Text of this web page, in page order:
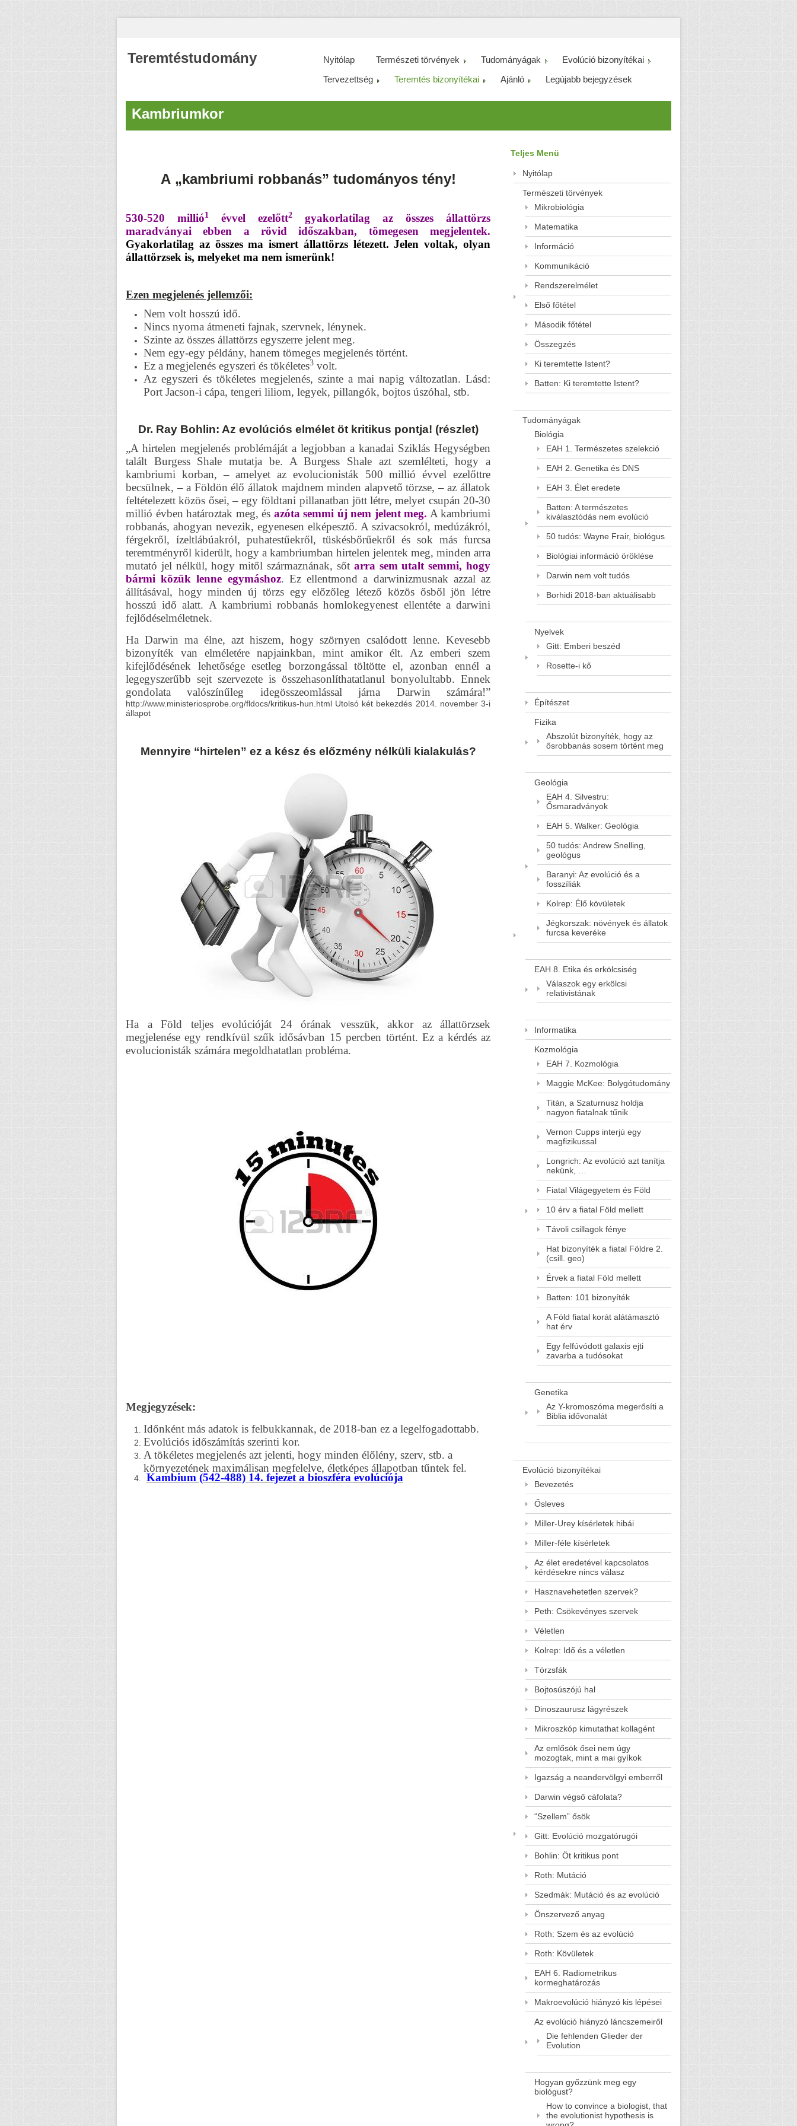
Teremtéstudomány Nyitólap Természeti törvények Tudományágak
Evolúció bizonyítékai
Tervezettség
Teremtés bizonyítékai Ajánló Legújabb bejegyzések
Kambriumkor
A „kambriumi robbanás” tudományos tény!
530-520 millió1 évvel ezelőtt2
gyakorlatilag az összes állattörzs
maradványai ebben a rövid időszakban, tömegesen megjelentek.
Gyakorlatilag az összes ma ismert állattörzs létezett. Jelen voltak, olyan
állattörzsek is, melyeket ma nem ismerünk!
Ezen megjelenés jellemzői:
Nem volt hosszú idő.
Nincs nyoma átmeneti fajnak, szervnek, lénynek.
Szinte az összes állattörzs egyszerre jelent meg.
Nem egy-egy példány, hanem tömeges megjelenés történt.
Ez a megjelenés egyszeri és tökéletes3 volt.
Az egyszeri és tökéletes megjelenés, szinte a mai napig változatlan. Lásd:
Port Jacson-i cápa, tengeri liliom, legyek, pillangók, bojtos úszóhal, stb.
Dr. Ray Bohlin: Az evolúciós elmélet öt kritikus pontja! (részlet)
„A hirtelen megjelenés problémáját a legjobban a kanadai Sziklás Hegységben
talált Burgess Shale mutatja be. A Burgess Shale azt szemlélteti, hogy a
kambriumi korban, – amelyet az evolucionisták 500 millió évvel ezelőttre
becsülnek, – a Földön élő állatok majdnem minden alapvető törzse, – az állatok
feltételezett közös ősei, – egy földtani pillanatban jött létre, melyet csupán 20-30
millió évben határoztak meg, és azóta semmi új nem jelent meg. A kambriumi
robbanás, ahogyan nevezik, egyenesen elképesztő. A szivacsokról, medúzákról,
férgekről, ízeltlábúakról, puhatestűekről, tüskésbőrűekről és sok más furcsa
teremtményről kiderült, hogy a kambriumban hirtelen jelentek meg, minden arra
mutató jel nélkül, hogy mitől származnának, sőtarra sem utalt semmi, hogy
bármi közük lenne egymáshoz. Ez ellentmond a darwinizmusnak azzal az
állításával, hogy minden új törzs egy előzőleg létező közös ősből jön létre
hosszú idő alatt. A kambriumi robbanás homlokegyenest ellentéte a darwini
fejlődéselméletnek.
Ha Darwin ma élne, azt hiszem, hogy szörnyen csalódott lenne. Kevesebb
bizonyíték van elméletére napjainkban, mint amikor élt. Az emberi szem
kifejlődésének lehetősége esetleg borzongással töltötte el, azonban ennél a
legegyszerűbb sejt szervezete is összehasonlíthatatlanul bonyolultabb. Ennek
gondolata valószínűleg idegösszeomlással járna Darwin számára!”
http://www.ministeriosprobe.org/fldocs/kritikus-hun.html Utolsó két bekezdés 2014. november 3-i
állapot
Mennyire “hirtelen” ez a kész és előzmény nélküli kialakulás?
Ha a Föld teljes evolúcióját 24 órának vesszük, akkor az állattörzsek
megjelenése egy rendkívül szűk idősávban 15 percben történt. Ez a kérdés az
evolucionisták számára megoldhatatlan probléma.
Megjegyzések:
Időnként más adatok is felbukkannak, de 2018-ban ez a legelfogadottabb.
Evolúciós időszámítás szerinti kor.
A tökéletes megjelenés azt jelenti, hogy minden élőlény, szerv, stb. a
környezetének maximálisan megfelelve, életképes állapotban tűntek fel.
Kambium (542-488) 14. fejezet a bioszféra evolúciója
Teljes Menü
Nyitólap
Természeti törvények
Mikrobiológia
Matematika
Információ
Kommunikáció
Rendszerelmélet
Első főtétel
Második főtétel
Összegzés
Ki teremtette Istent?
Batten: Ki teremtette Istent?
Tudományágak
Biológia
EAH 1. Természetes szelekció
EAH 2. Genetika és DNS
EAH 3. Élet eredete
Batten: A természetes
kiválasztódás nem evolúció
50 tudós: Wayne Frair, biológus
Biológiai információ öröklése
Darwin nem volt tudós
Borhidi 2018-ban aktuálisabb
Nyelvek
Gitt: Emberi beszéd
Rosette-i kő
Építészet
Fizika
Abszolút bizonyíték, hogy az
ősrobbanás sosem történt meg
Geológia
EAH 4. Silvestru:
Ősmaradványok
EAH 5. Walker: Geológia
50 tudós: Andrew Snelling,
geológus
Baranyi: Az evolúció és a
fosszíliák
Kolrep: Élő kövületek
Jégkorszak: növények és állatok
furcsa keveréke
EAH 8. Etika és erkölcsiség
Válaszok egy erkölcsi
relativistának
Informatika
Kozmológia
EAH 7. Kozmológia
Maggie McKee: Bolygótudomány
Titán, a Szaturnusz holdja
nagyon fiatalnak tűnik
Vernon Cupps interjú egy
magfizikussal
Longrich: Az evolúció azt tanítja
nekünk, …
Fiatal Világegyetem és Föld
10 érv a fiatal Föld mellett
Távoli csillagok fénye
Hat bizonyíték a fiatal Földre 2.
(csill. geo)
Érvek a fiatal Föld mellett
Batten: 101 bizonyíték
A Föld fiatal korát alátámasztó
hat érv
Egy felfúvódott galaxis ejti
zavarba a tudósokat
Genetika
Az Y-kromoszóma megerősíti a
Biblia idővonalát
Evolúció bizonyítékai
Bevezetés
Ősleves
Miller-Urey kísérletek hibái
Miller-féle kísérletek
Az élet eredetével kapcsolatos
kérdésekre nincs válasz
Hasznavehetetlen szervek?
Peth: Csökevényes szervek
Véletlen
Kolrep: Idő és a véletlen
Törzsfák
Bojtosúszójú hal
Dinoszaurusz lágyrészek
Mikroszkóp kimutathat kollagént
Az emlősök ősei nem úgy
mozogtak, mint a mai gyíkok
Igazság a neandervölgyi emberről
Darwin végső cáfolata?
“Szellem” ősök
Gitt: Evolúció mozgatórugói
Bohlin: Öt kritikus pont
Roth: Mutáció
Szedmák: Mutáció és az evolúció
Önszervező anyag
Roth: Szem és az evolúció
Roth: Kövületek
EAH 6. Radiometrikus
kormeghatározás
Makroevolúció hiányzó kis lépései
Az evolúció hiányzó láncszemeiről
Die fehlenden Glieder der
Evolution
Hogyan győzzünk meg egy
biológust?
How to convince a biologist, that
the evolutionist hypothesis is